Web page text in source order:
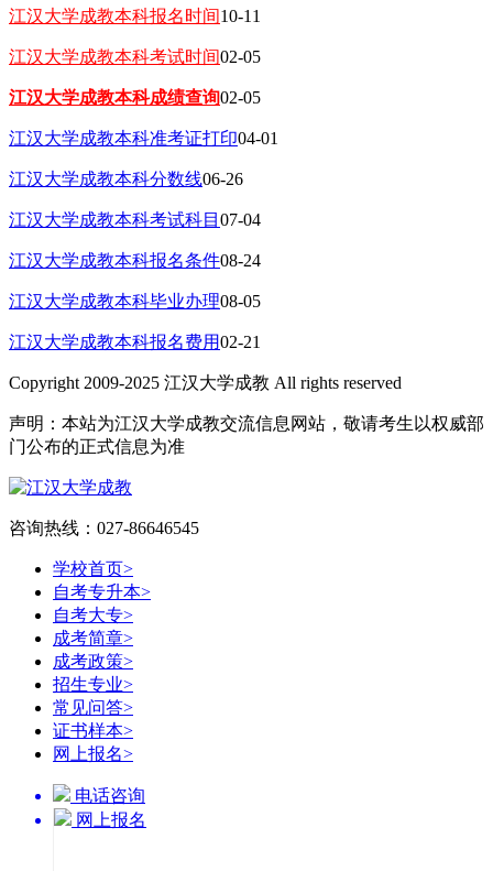
江汉大学成教本科报名时间10-11
江汉大学成教本科考试时间02-05
江汉大学成教本科成绩查询02-05
江汉大学成教本科准考证打印04-01
江汉大学成教本科分数线06-26
江汉大学成教本科考试科目 07-04
江汉大学成教本科报名条件08-24
江汉大学成教本科毕业办理08-05
江汉大学成教本科报名费用02-21
Copyright 2009-2025 江汉大学成教 All rights reserved
声明：本站为江汉大学成教交流信息网站，敬请考生以权威部
门公布的正式信息为准
咨询热线：027-86646545
学校首页>
自考专升本>
自考大专>
成考简章>
成考政策>
招生专业>
常见问答>
证书样本>
网上报名>
电话咨询
网上报名